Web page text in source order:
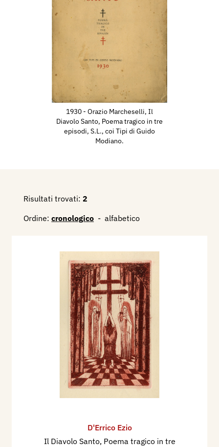
Artisti Combattenti d'Italia, catalogo mostra,
Milano, Palazzo della Permanente, p. 182, n. 69.
1930 - Orazio Marcheselli, Il
Diavolo Santo, Poema tragico in tre
episodi, S.L., coi Tipi di Guido
Modiano.
Risultati trovati: 2
Ordine: cronologico - alfabetico
D'Errico Ezio
Il Diavolo Santo, Poema tragico in tre